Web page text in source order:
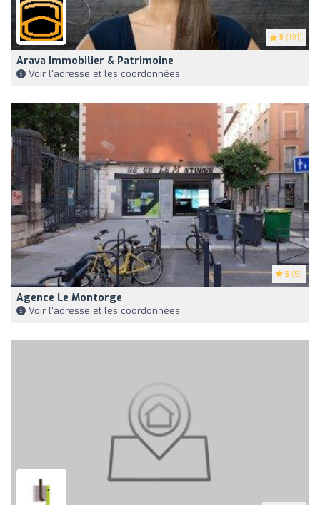
5 (191)
Arava Immobilier & Patrimoine
Voir l'adresse et les coordonnées
5 (5)
Agence Le Montorge
Voir l'adresse et les coordonnées